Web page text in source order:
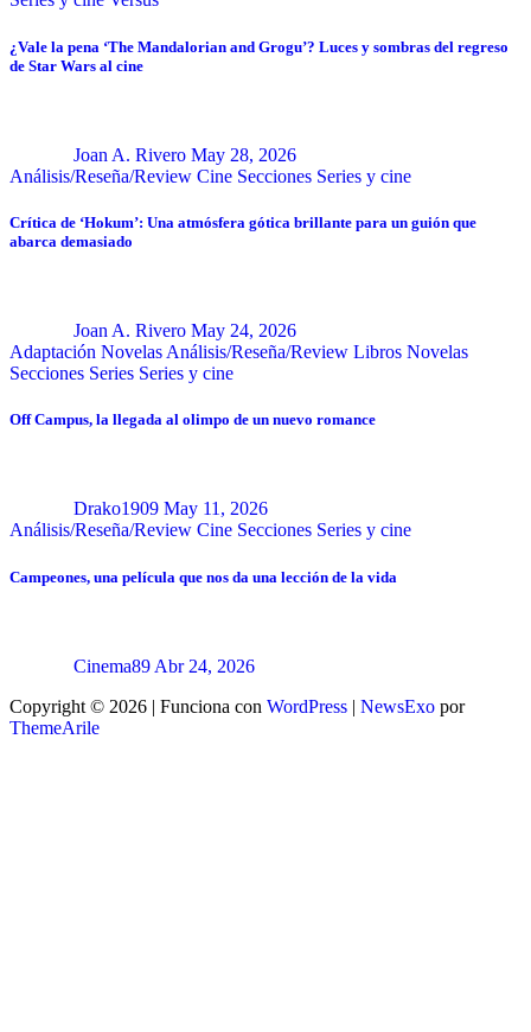
¿Vale la pena ‘The Mandalorian and Grogu’? Luces y sombras del regreso
de Star Wars al cine
Joan A. Rivero May 28, 2026
Análisis/Reseña/Review Cine Secciones Series y cine
Crítica de ‘Hokum’: Una atmósfera gótica brillante para un guión que
abarca demasiado
Joan A. Rivero May 24, 2026
Adaptación Novelas Análisis/Reseña/Review Libros Novelas
Secciones Series Series y cine
Off Campus, la llegada al olimpo de un nuevo romance
Drako1909 May 11, 2026
Análisis/Reseña/Review Cine Secciones Series y cine
Campeones, una película que nos da una lección de la vida
Cinema89 Abr 24, 2026
Copyright © 2026 | Funciona con WordPress | NewsExo por
ThemeArile